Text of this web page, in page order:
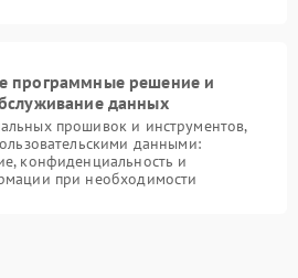
программные решение и
данных
прошивок и инструментов,
данными:
конфиденциальность и
при необходимости